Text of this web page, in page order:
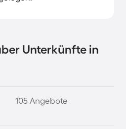
Unterkünfte in
105 Angebote